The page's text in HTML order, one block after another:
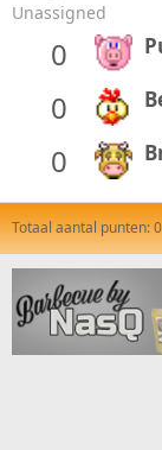
Unassigned
0
0
0
Totaal aantal punten: 0